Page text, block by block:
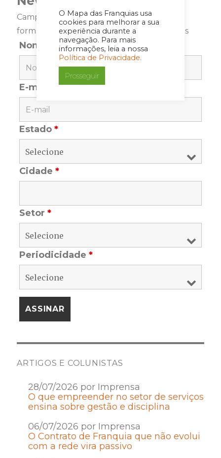
O Mapa das Franquias usa
cookies para melhorar a sua
experiência durante a
navegação. Para mais
informações, leia a nossa
Política de Privacidade.
Prosseguir
Campos marcados com <span class="ninja-
forms-req-symbol">*</span> são requeridos
Nome
E-mail
Estado*
Cidade*
Setor*
Periodicidade*
ARTIGOS E COLUNISTAS
28/07/2026 por Imprensa
O que empreender no setor de serviços
ensina sobre gestão e disciplina
06/07/2026 por Imprensa
O Contrato de Franquia que não evolui
com a rede vira passivo